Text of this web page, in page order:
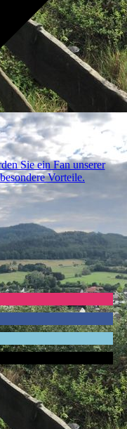
Sie ein Fan unserer
Vorteile.